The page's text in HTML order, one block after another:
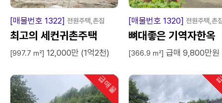
급 매 물
[매물번호 1322] 전원주택,촌집
최고의 세컨귀촌주택
[997.7 ㎡] 12,000만 (1억2천)
급 매
[매물번호 1320] 전원주택,촌
뼈대좋은 기역자한옥
[366.9 ㎡] 급매 9,800만원
급매물
인기